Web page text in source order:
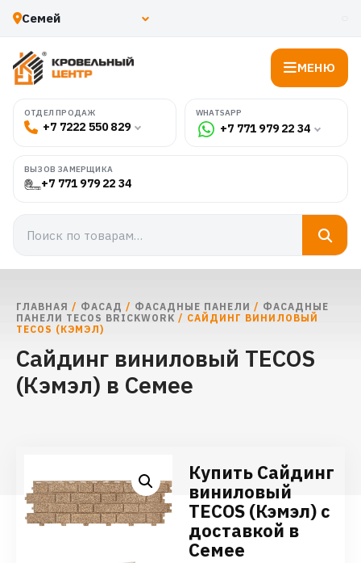
МЕНЮ
ОТДЕЛ ПРОДАЖ
+7 7222 550 829
WHATSAPP
+7 771 979 22 34
ВЫЗОВ ЗАМЕРЩИКА
+7 771 979 22 34
ГЛАВНАЯ / ФАСАД / ФАСАДНЫЕ ПАНЕЛИ / ФАСАДНЫЕ
ПАНЕЛИ TECOS BRICKWORK / САЙДИНГ ВИНИЛОВЫЙ
TECOS (КЭМЭЛ)
Сайдинг виниловый TECOS
(Кэмэл) в Семее
Купить Сайдинг
виниловый
TECOS (Кэмэл) с
доставкой в
Семее